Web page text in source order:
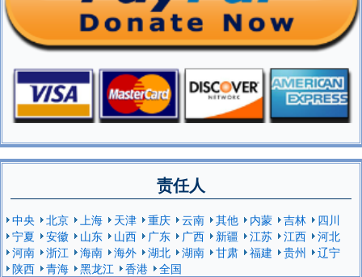
责任人
中央 北京 上海 天津 重庆 云南 其他 内蒙 吉林
四川
宁夏
安徽 山东 山西 广东 广西 新疆 江苏 江西
河北
河南
浙江 海南 海外 湖北 湖南 甘肃 福建 贵州
辽宁
陕西
青海 黑龙江 香港 全国